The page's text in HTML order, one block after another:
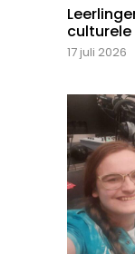
17 juli 2026